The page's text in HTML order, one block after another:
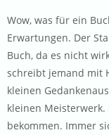
Wow, was für ein
Erwartungen. Der
Buch, da es nicht
schreibt jemand mit
kleinen
kleinen
bekommen. Immer